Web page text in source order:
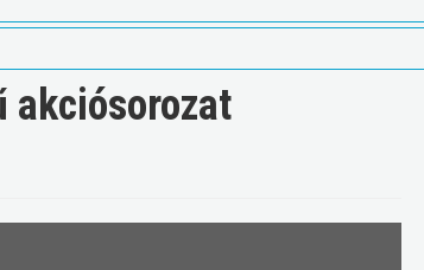
akciósorozat